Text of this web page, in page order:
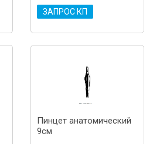
ЗАПРОС КП
Пинцет анатомический
9см